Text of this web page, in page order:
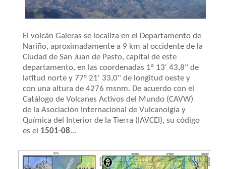
El volcán Galeras se localiza en el Departamento de
Nariño, aproximadamente a 9 km al occidente de la
Ciudad de San Juan de Pasto, capital de este
departamento, en las coordenadas 1° 13' 43,8" de
latitud norte y 77° 21' 33,0" de longitud oeste y
con una altura de 4276 msnm. De acuerdo con el
Catálogo de Volcanes Activos del Mundo (CAVW)
de la Asociación Internacional de Vulcanolgía y
Química del Interior de la Tierra (IAVCEI), su código
es el 1501-08...